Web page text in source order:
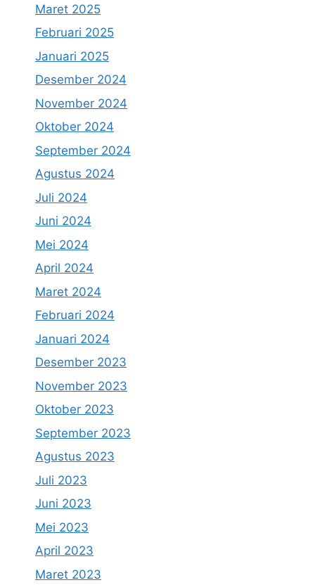
Maret 2025
Februari 2025
Januari 2025
Desember 2024
November 2024
Oktober 2024
September 2024
Agustus 2024
Juli 2024
Juni 2024
Mei 2024
April 2024
Maret 2024
Februari 2024
Januari 2024
Desember 2023
November 2023
Oktober 2023
September 2023
Agustus 2023
Juli 2023
Juni 2023
Mei 2023
April 2023
Maret 2023